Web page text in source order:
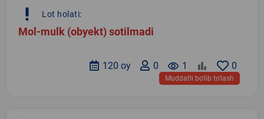
priority_high Lot holati:
Mol-mulk (obyekt) sotilmadi
0
remove_red_eye 1
0
120 oy
Muddatli bo‘lib to‘lash